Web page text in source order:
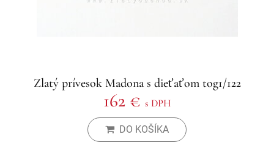
Zlatý prívesok Madona s dieťaťom tog1/122
162 € s DPH
DO KOŠÍKA